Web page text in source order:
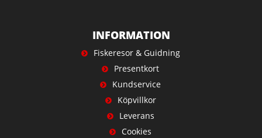
INFORMATION
Fiskeresor & Guidning
Presentkort
Kundservice
Köpvillkor
Leverans
Cookies